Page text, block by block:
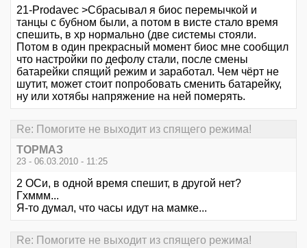
21-Prodavec >Сбрасывал я биос перемычкой и
танцы с бубном были, а потом в висте стало время
спешить, в хр нормально (две системы стояли.
Потом в один прекрасный момент биос мне сообщил
что настройки по дефолу стали, после смены
батарейки спящий режим и заработал. Чем чёрт не
шутит, может стоит попробовать сменить батарейку,
ну или хотябы напряжение на ней померять.
Re: Помогите не выходит из спящего режима!
ТОРМАЗ
23 - 06.03.2010 - 11:25
2 ОСи, в одной время спешит, в другой нет?
Гхммм...
Я-то думал, что часы идут на мамке...
Re: Помогите не выходит из спящего режима!